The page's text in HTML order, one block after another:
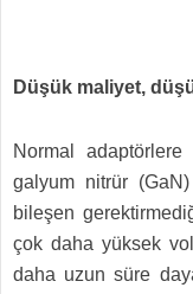
Düşük maliyet,
Normal
galyum nitrür
bileşen
çok daha yüksek
daha uzun süre